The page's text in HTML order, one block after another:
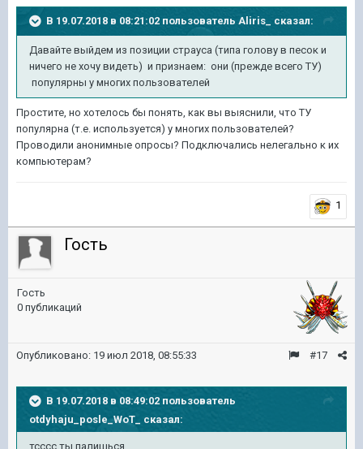
В 19.07.2018 в 08:21:02 пользователь Aliris_ сказал:
Давайте выйдем из позиции страуса (типа голову в песок и
ничего не хочу видеть) и признаем: они (прежде всего ТУ)
популярны у многих пользователей
Простите, но хотелось бы понять, как вы выяснили, что ТУ
популярна (т.е. используется) у многих пользователей?
Проводили анонимные опросы? Подключались нелегально к их
компьютерам?
1
Гость
Гость
0 публикаций
#17
Опубликовано: 19 июл 2018, 08:55:33
В 19.07.2018 в 08:49:02 пользователь
otdyhaju_posle_WoT_
сказал:
тсссс,ты палишься